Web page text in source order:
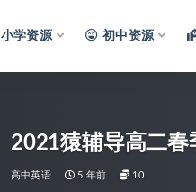
小学资源 初中资源
2021猿辅导高二
高中英语 5 年前 10